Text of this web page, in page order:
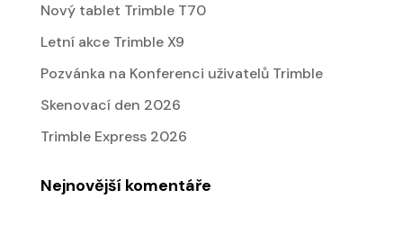
Nový tablet Trimble T70
Letní akce Trimble X9
Pozvánka na Konferenci uživatelů Trimble
Skenovací den 2026
Trimble Express 2026
Nejnovější komentáře